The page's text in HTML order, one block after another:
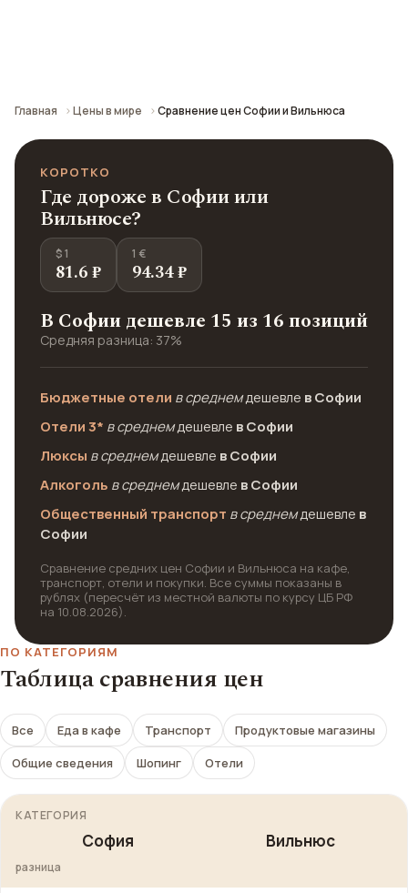
Главная Цены в мире Сравнение цен Софии и Вильнюса
КОРОТКО
Где дороже в Софии или
Вильнюсе?
$ 1
81.6 ₽
1 €
94.34 ₽
В Софии дешевле 15 из 16 позиций
Средняя разница: 37%
Бюджетные отели в среднемдешевле в Софии
Отели 3* в среднемдешевле в Софии
Люксы в среднемдешевле в Софии
Алкоголь в среднемдешевле в Софии
Общественный транспорт в среднемдешевле в
Софии
Сравнение средних цен Софии и Вильнюса на кафе,
транспорт, отели и покупки. Все суммы показаны в
рублях (пересчёт из местной валюты по курсу ЦБ РФ
на 10.08.2026).
ПО КАТЕГОРИЯМ
Таблица сравнения цен
Все Еда в кафе Транспорт
Продуктовые магазины
Общие сведения
Шопинг Отели
КАТЕГОРИЯ
София Вильнюс
разница